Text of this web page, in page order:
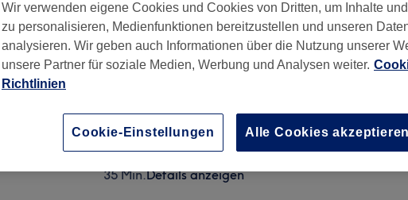
, München , 81927
30 Min.Details anzeigen
Mädchen (bis 14 Jahre) - Waschen, Schneiden &
35 Min.Details anzeigen
Wir verwenden eigene Cookies und Cookies von Dritten, um Inhalte
zu personalisieren, Medienfunktionen bereitzustellen und unseren
analysieren. Wir geben auch Informationen über die Nutzung unserer
unsere Partner für soziale Medien, Werbung und Analysen weiter.
Richtlinien
Cookie-Einstellungen Alle Cookies